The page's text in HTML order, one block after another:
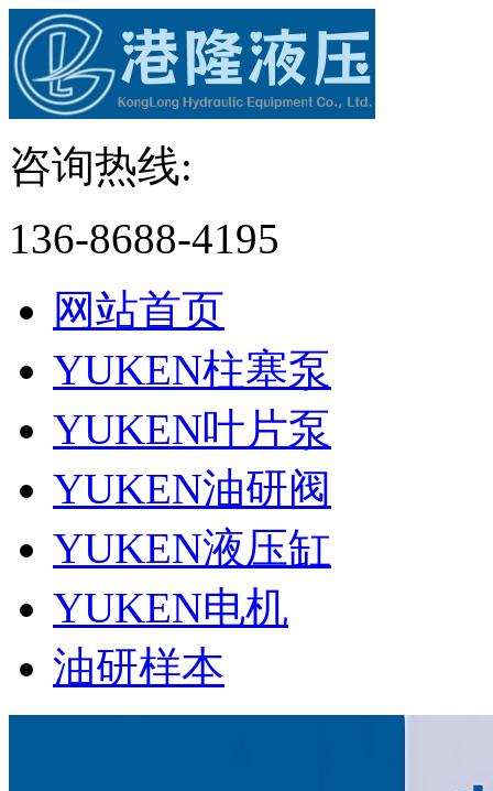
咨询热线:
136-8688-4195
网站首页
YUKEN柱塞泵
YUKEN叶片泵
YUKEN油研阀
YUKEN液压缸
YUKEN电机
油研样本